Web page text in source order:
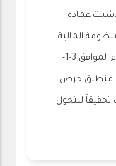
دشنت عمادة
المالية
والإدارية للجامعة "رصين"، يوم الثلاثاء الموافق 3-1-
من منطلق حرص
للتحول